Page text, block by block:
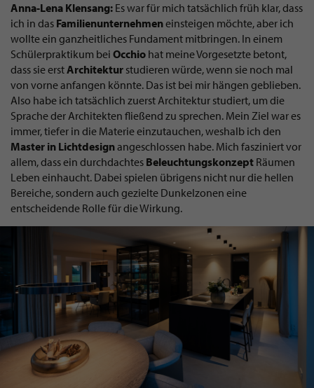
Anna-Lena Klensang: Es war für mich tatsächlich früh klar, dass
ich in das Familienunternehmeneinsteigen möchte, aber ich
wollte ein ganzheitliches Fundament mitbringen. In einem
Schülerpraktikum bei Occhio hat meine Vorgesetzte betont,
dass sie erstArchitektur studieren würde, wenn sie noch mal
von vorne anfangen könnte. Das ist bei mir hängen geblieben.
Also habe ich tatsächlich zuerst Architektur studiert, um die
Sprache der Architekten fließend zu sprechen. Mein Ziel war es
immer, tiefer in die Materie einzutauchen, weshalb ich den
Master in Lichtdesignangeschlossen habe. Mich fasziniert vor
allem, dass ein durchdachtes Beleuchtungskonzept Räumen
Leben einhaucht. Dabei spielen übrigens nicht nur die hellen
Bereiche, sondern auch gezielte Dunkelzonen eine
entscheidende Rolle für die Wirkung.